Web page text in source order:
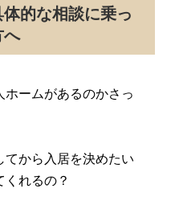
的な相談に乗っ
へ
ームがあるのかさっ
から入居を決めたい
れるの？